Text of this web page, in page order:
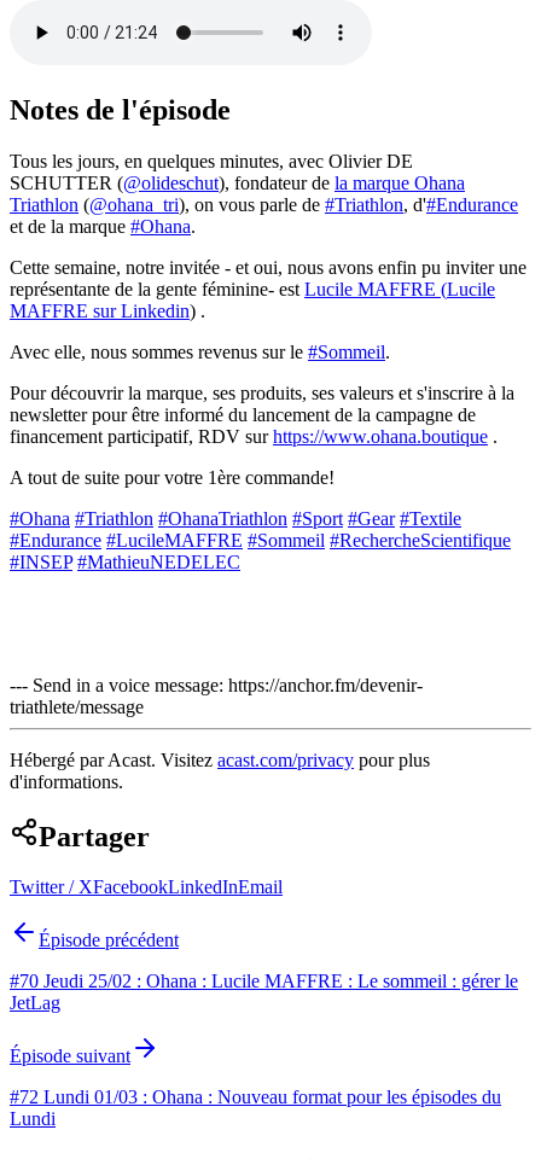
Notes de l'épisode
Tous les jours, en quelques minutes, avec Olivier DE
SCHUTTER (@olideschut), fondateur de la marque Ohana
Triathlon (@ohana_tri), on vous parle de #Triathlon, d'#Endurance
et de la marque #Ohana.
Cette semaine, notre invitée - et oui, nous avons enfin pu inviter une
représentante de la gente féminine- est Lucile MAFFRE (Lucile
MAFFRE sur Linkedin) .
Avec elle, nous sommes revenus sur le #Sommeil.
Pour découvrir la marque, ses produits, ses valeurs et s'inscrire à la
newsletter pour être informé du lancement de la campagne de
financement participatif, RDV surhttps://www.ohana.boutique .
A tout de suite pour votre 1ère commande!
#Ohana #Triathlon #OhanaTriathlon #Sport #Gear #Textile
#Endurance #LucileMAFFRE #Sommeil #RechercheScientifique
#INSEP #MathieuNEDELEC
--- Send in a voice message: https://anchor.fm/devenir-
triathlete/message
Hébergé par Acast. Visitez acast.com/privacy pour plus
d'informations.
Partager
Twitter / XFacebookLinkedInEmail
Épisode précédent
#70 Jeudi 25/02 : Ohana : Lucile MAFFRE : Le sommeil : gérer le
JetLag
Épisode suivant
#72 Lundi 01/03 : Ohana : Nouveau format pour les épisodes du
Lundi